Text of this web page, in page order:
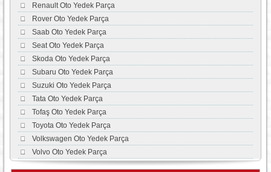
Renault Oto Yedek Parça
Rover Oto Yedek Parça
Saab Oto Yedek Parça
Seat Oto Yedek Parça
Skoda Oto Yedek Parça
Subaru Oto Yedek Parça
Suzuki Oto Yedek Parça
Tata Oto Yedek Parça
Tofaş Oto Yedek Parça
Toyota Oto Yedek Parça
Volkswagen Oto Yedek Parça
Volvo Oto Yedek Parça